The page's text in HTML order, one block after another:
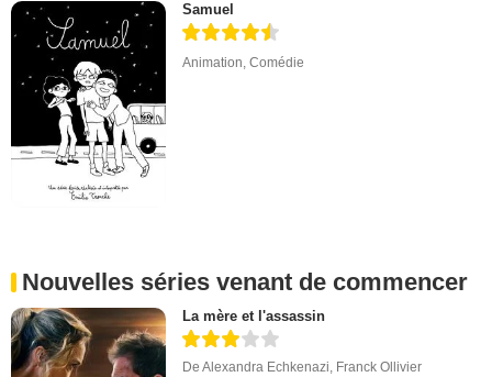
Samuel
Animation,Comédie
Nouvelles séries venant de commencer
La mère et l'assassin
DeAlexandra Echkenazi, Franck Ollivier